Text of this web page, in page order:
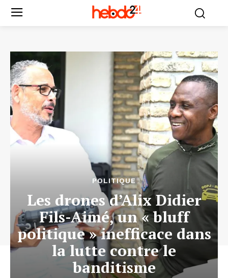
POLITIQUE
Les drones d’Alix Didier
Fils-Aimé, un « bluff
politique » inefficace dans
la lutte contre le
banditisme